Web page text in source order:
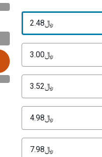
﷼‎2.48
﷼‎3.00
﷼‎3.52
﷼‎4.98
﷼‎7.98